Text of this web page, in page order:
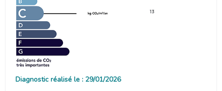
13
Diagnostic réalisé le : 29/01/2026